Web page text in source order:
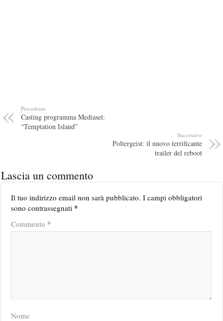
Precedente
Casting programma Mediaset:
“Temptation Island”
Successivo
Poltergeist: il nuovo terrificante
trailer del reboot
Lascia un commento
Il tuo indirizzo email non sarà pubblicato. I campi obbligatori
sono contrassegnati *
Commento *
Nome